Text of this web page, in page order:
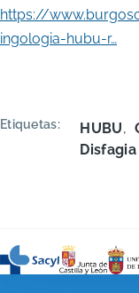
https://
ingologia-hubu-r…
Etiquetas HUBU
Disfagia